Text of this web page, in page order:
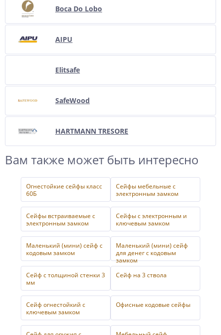
Boca Do Lobo
AIPU
Elitsafe
SafeWood
HARTMANN TRESORE
Вам также может быть интересно
Огнестойкие сейфы класс
60Б
Сейфы мебельные с
электронным замком
Сейфы встраиваемые с
электронным замком
Сейфы с электронным и
ключевым замком
Маленький (мини) сейф с
кодовым замком
Маленький (мини) сейф
для денег с кодовым
замком
Сейф с толщиной стенки 3
мм
Сейф на 3 ствола
Сейф огнестойкий с
ключевым замком
Офисные кодовые сейфы